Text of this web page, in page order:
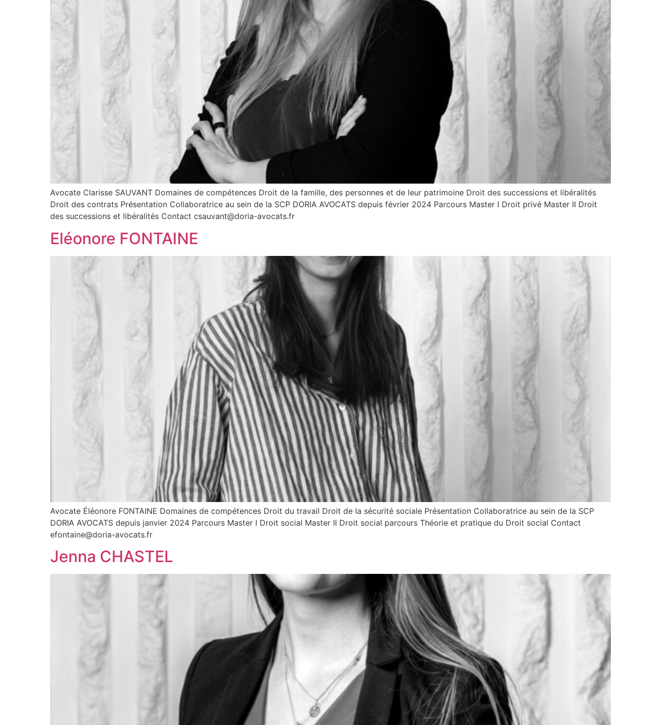
Avocate Clarisse SAUVANT Domaines de compétences Droit de la famille, des personnes et de leur patrimoine Droit des successions et libéralités
Droit des contrats Présentation Collaboratrice au sein de la SCP DORIA AVOCATS depuis février 2024 Parcours Master I Droit privé Master II Droit
des successions et libéralités Contact csauvant@doria-avocats.fr
Eléonore FONTAINE
Avocate Éléonore FONTAINE Domaines de compétences Droit du travail Droit de la sécurité sociale Présentation Collaboratrice au sein de la SCP
DORIA AVOCATS depuis janvier 2024 Parcours Master I Droit social Master II Droit social parcours Théorie et pratique du Droit social Contact
efontaine@doria-avocats.fr
Jenna CHASTEL